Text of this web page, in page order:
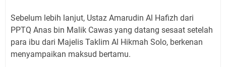
Sebelum lebih lanjut, Ustaz Amarudin Al Hafizh dari
PPTQ Anas bin Malik Cawas yang datang sesaat setelah
para ibu dari Majelis Taklim Al Hikmah Solo, berkenan
menyampaikan maksud bertamu.